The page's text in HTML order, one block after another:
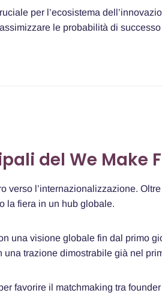
per l’ecosistema
le probabilità di
del We Make
verso l’internazionalizzazione. Oltre
la fiera in un hub globale.
una visione globale fin dal primo
trazione dimostrabile già nel
favorire il matchmaking tra